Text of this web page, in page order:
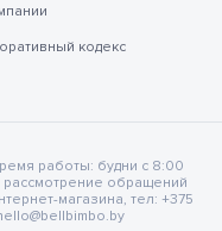
кодекс
работы: будни с 8:00
обращений
магазина, тел: +375